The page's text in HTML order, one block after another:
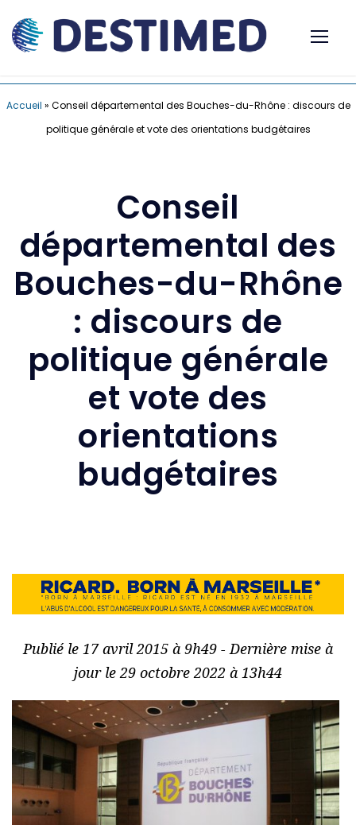
Accueil » Conseil départemental des Bouches-du-Rhône : discours de
politique générale et vote des orientations budgétaires
Conseil
départemental des
Bouches-du-Rhône
: discours de
politique générale
et vote des
orientations
budgétaires
Publié le 17 avril 2015 à 9h49 - Dernière mise à
jour le 29 octobre 2022 à 13h44